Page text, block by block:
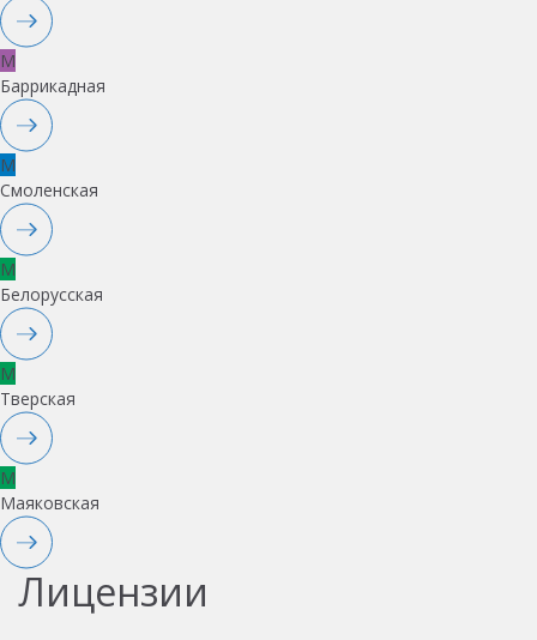
M
Баррикадная
M
Смоленская
M
Белорусская
M
Тверская
M
Маяковская
Лицензии